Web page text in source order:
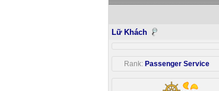
Lữ Khách
Rank: Passenger Service